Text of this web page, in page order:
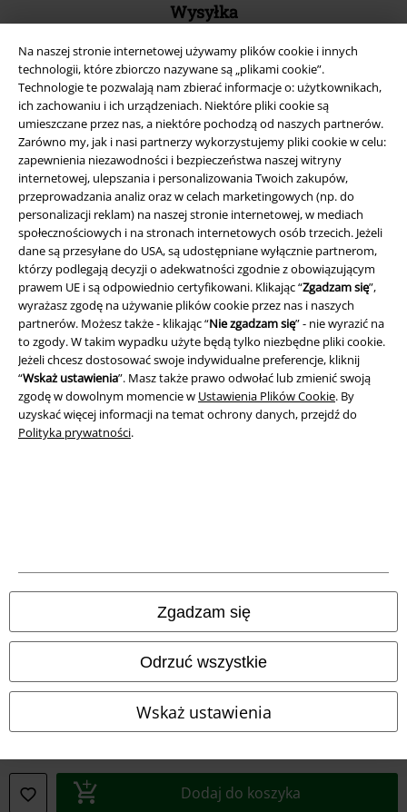
Na naszej stronie internetowej używamy plików cookie i innych
technologii, które zbiorczo nazywane są „plikami cookie”.
Technologie te pozwalają nam zbierać informacje o: użytkownikach,
ich zachowaniu i ich urządzeniach. Niektóre pliki cookie są
umieszczane przez nas, a niektóre pochodzą od naszych partnerów.
Zarówno my, jak i nasi partnerzy wykorzystujemy pliki cookie w celu:
zapewnienia niezawodności i bezpieczeństwa naszej witryny
internetowej, ulepszania i personalizowania Twoich zakupów,
przeprowadzania analiz oraz w celach marketingowych (np. do
personalizacji reklam) na naszej stronie internetowej, w mediach
społecznościowych i na stronach internetowych osób trzecich. Jeżeli
dane są przesyłane do USA, są udostępniane wyłącznie partnerom,
którzy podlegają decyzji o adekwatności zgodnie z obowiązującym
prawem UE i są odpowiednio certyfikowani. Klikając “Zgadzam się”,
wyrażasz zgodę na używanie plików cookie przez nas i naszych
partnerów. Możesz także - klikając “Nie zgadzam się” - nie wyrazić na
to zgody. W takim wypadku użyte będą tylko niezbędne pliki cookie.
Jeżeli chcesz dostosować swoje indywidualne preferencje, kliknij
“Wskaż ustawienia”. Masz także prawo odwołać lub zmienić swoją
zgodę w dowolnym momencie w Ustawienia Plików Cookie. By
uzyskać więcej informacji na temat ochrony danych, przejdź do
Polityka prywatności.
Zgadzam się
Odrzuć wszystkie
Wskaż ustawienia
Dodaj do koszyka
Wysyłka
Aplikację EMP
Ściągnij nową aplikację EMP - ZA DARMO - i korzystaj z nowych
funkcji!
A Warner Music Group Company
Regulamin
Informacje dotyczące dostępności